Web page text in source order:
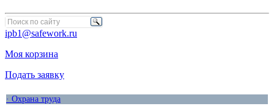
ipb1@safework.ru
Моя корзина
Подать заявку
· Охрана труда